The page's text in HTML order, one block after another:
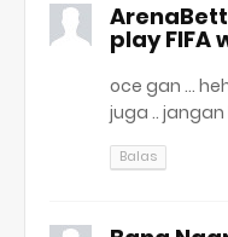
play FIFA
oce gan ...
juga ..
Balas